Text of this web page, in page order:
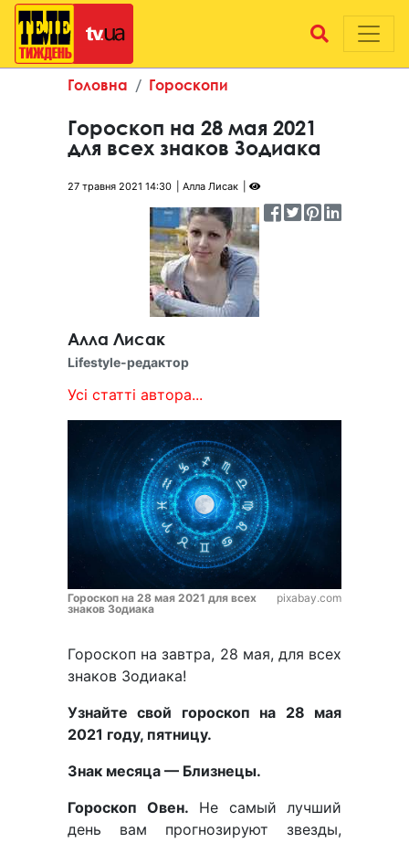
Головна Гороскопи
Гороскоп на 28 мая 2021
для всех знаков Зодиака
27 травня 2021 14:30 Алла Лисак
Алла Лисак
Lifestyle-редактор
Усі статті автора...
Гороскоп на 28 мая 2021 для всех
знаков Зодиака
pixabay.com
Гороскоп на завтра, 28 мая, для всех
знаков Зодиака!
Узнайте свой гороскоп на 28 мая
2021 году, пятницу.
Знак месяца — Близнецы.
Гороскоп Овен. Не самый лучший
день вам прогнозируют звезды,